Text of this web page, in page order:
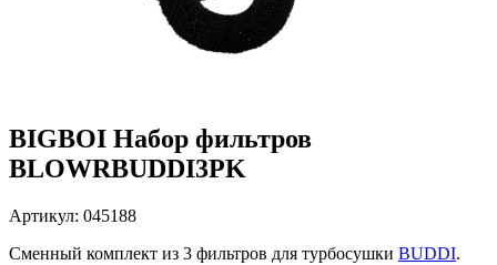
BIGBOI Набор фильтров
BLOWRBUDDI3PK
Артикул: 045188
Сменный комплект из 3 фильтров для турбосушки BUDDI.